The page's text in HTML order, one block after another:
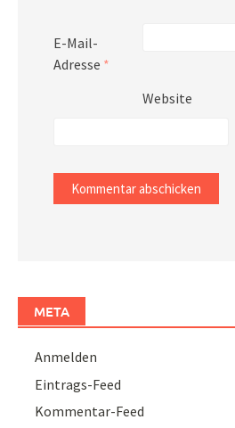
E-Mail-
Adresse *
Website
META
Anmelden
Eintrags-Feed
Kommentar-Feed